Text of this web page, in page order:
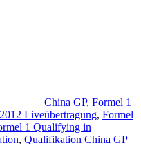
China GP, Formel 1
Liveübertragung, Formel
1 Qualifying in
, Qualifikation China GP